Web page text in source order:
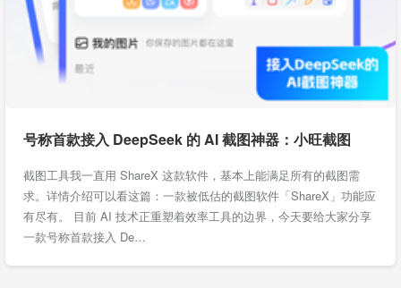
号称首款接入 DeepSeek 的 AI 截图神器：小旺截图
截图工具我一直用 ShareX 这款软件，基本上能满足所有的截图需
求。详情介绍可以看这篇：一款被低估的截图软件「ShareX」功能应
有尽有。 目前 AI 技术正重塑着效率工具的边界，今天要给大家分享
一款号称首款接入 De…